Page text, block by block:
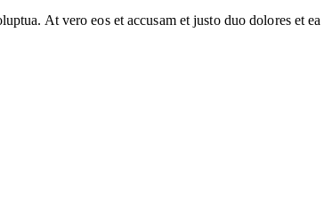
At vero eos et accusam et justo duo dolores et ea